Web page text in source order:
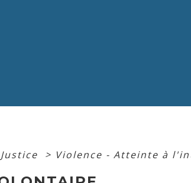
Justice > Violence - Atteinte à